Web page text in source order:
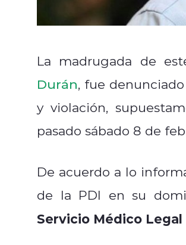
La madrugada de
Durán, fue
y violación,
pasado sábado 8 de
De acuerdo a lo
de la PDI en su
Servicio Médico Legal